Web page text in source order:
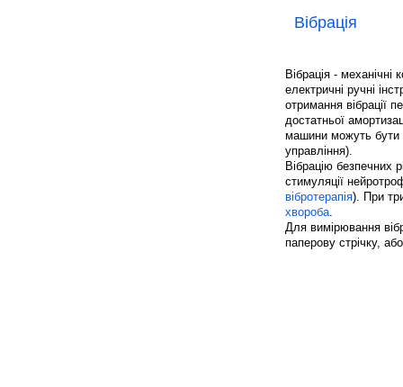
Вібрація
Вібрація -
електричні ручні
отримання вібрації
достатньої
машини можуть бути
управління).
Вібрацію безпечних
стимуляції
вібротерапія). При
хвороба.
Для вимірювання
паперову стрічку,